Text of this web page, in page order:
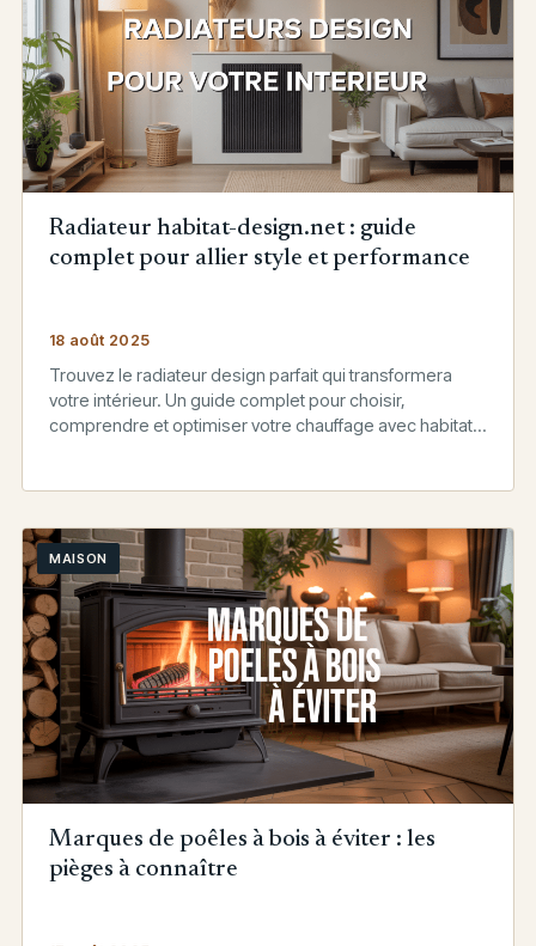
Radiateur habitat-design.net : guide
complet pour allier style et performance
18 août 2025
Trouvez le radiateur design parfait qui transformera
votre intérieur. Un guide complet pour choisir,
comprendre et optimiser votre chauffage avec habitat-
MAISON
Marques de poêles à bois à éviter : les
pièges à connaître